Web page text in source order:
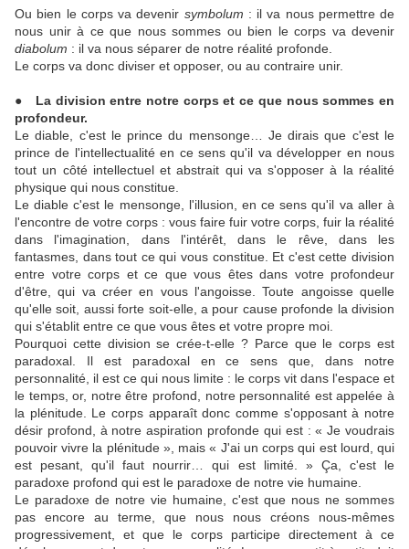
Ou bien le corps va devenir symbolum : il va nous permettre de
nous unir à ce que nous sommes ou bien le corps va devenir
diabolum : il va nous séparer de notre réalité profonde.
Le corps va donc diviser et opposer, ou au contraire unir.
● La division entre notre corps et ce que nous sommes en
profondeur.
Le diable, c'est le prince du mensonge… Je dirais que c'est le
prince de l'intellectualité en ce sens qu'il va développer en nous
tout un côté intellectuel et abstrait qui va s'opposer à la réalité
physique qui nous constitue.
Le diable c'est le mensonge, l'illusion, en ce sens qu'il va aller à
l'encontre de votre corps : vous faire fuir votre corps, fuir la réalité
dans l'imagination, dans l'intérêt, dans le rêve, dans les
fantasmes, dans tout ce qui vous constitue. Et c'est cette division
entre votre corps et ce que vous êtes dans votre profondeur
d'être, qui va créer en vous l'angoisse. Toute angoisse quelle
qu'elle soit, aussi forte soit-elle, a pour cause profonde la division
qui s'établit entre ce que vous êtes et votre propre moi.
Pourquoi cette division se crée-t-elle ? Parce que le corps est
paradoxal. Il est paradoxal en ce sens que, dans notre
personnalité, il est ce qui nous limite : le corps vit dans l'espace et
le temps, or, notre être profond, notre personnalité est appelée à
la plénitude. Le corps apparaît donc comme s'opposant à notre
désir profond, à notre aspiration profonde qui est : « Je voudrais
pouvoir vivre la plénitude », mais « J'ai un corps qui est lourd, qui
est pesant, qu'il faut nourrir… qui est limité. » Ça, c'est le
paradoxe profond qui est le paradoxe de notre vie humaine.
Le paradoxe de notre vie humaine, c'est que nous ne sommes
pas encore au terme, que nous nous créons nous-mêmes
progressivement, et que le corps participe directement à ce